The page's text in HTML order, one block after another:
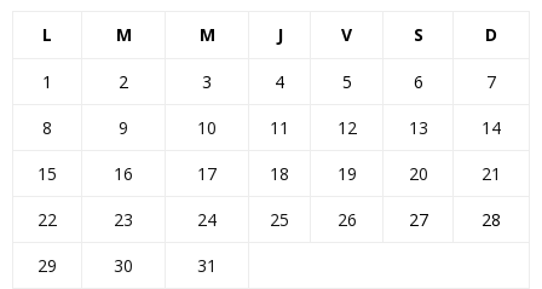
L M M J V S D
1 2 3 4 5 6
7
8
9 10 11 12 13
14
15
16 17 18 19 20
21
22
23 24 25 26 27
28
29
30 31